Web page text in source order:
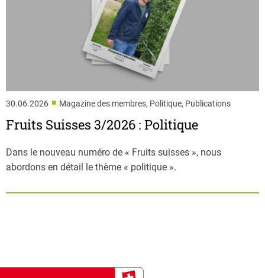
30.06.2026 ■ Magazine des membres, Politique, Publications
Fruits Suisses 3/2026 : Politique
Dans le nouveau numéro de « Fruits suisses », nous
abordons en détail le thème « politique ».